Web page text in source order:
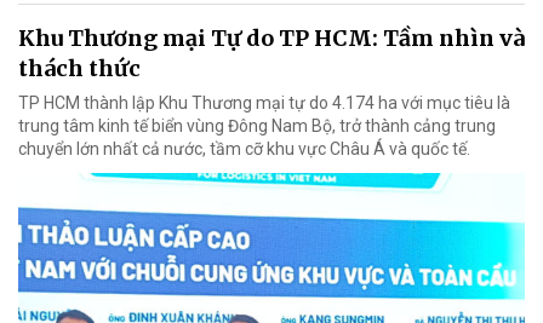
Khu Thương mại Tự do TP HCM: Tầm nhìn và
thách thức
TP HCM thành lập Khu Thương mại tự do 4.174 ha với mục tiêu là
trung tâm kinh tế biển vùng Đông Nam Bộ, trở thành cảng trung
chuyển lớn nhất cả nước, tầm cỡ khu vực Châu Á và quốc tế.